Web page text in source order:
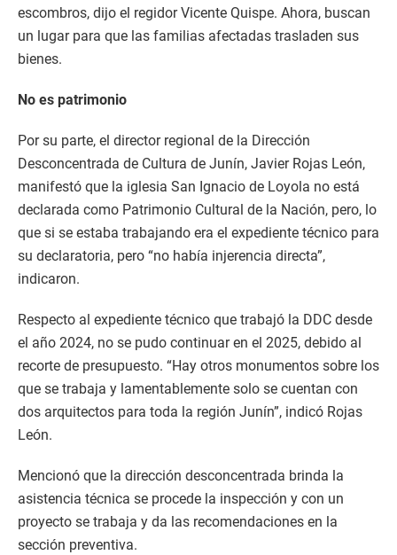
escombros, dijo el regidor Vicente Quispe. Ahora, buscan
un lugar para que las familias afectadas trasladen sus
bienes.
No es patrimonio
Por su parte, el director regional de la Dirección
Desconcentrada de Cultura de Junín, Javier Rojas León,
manifestó que la iglesia San Ignacio de Loyola no está
declarada como Patrimonio Cultural de la Nación, pero, lo
que si se estaba trabajando era el expediente técnico para
su declaratoria, pero “no había injerencia directa”,
indicaron.
Respecto al expediente técnico que trabajó la DDC desde
el año 2024, no se pudo continuar en el 2025, debido al
recorte de presupuesto. “Hay otros monumentos sobre los
que se trabaja y lamentablemente solo se cuentan con
dos arquitectos para toda la región Junín”, indicó Rojas
León.
Mencionó que la dirección desconcentrada brinda la
asistencia técnica se procede la inspección y con un
proyecto se trabaja y da las recomendaciones en la
sección preventiva.